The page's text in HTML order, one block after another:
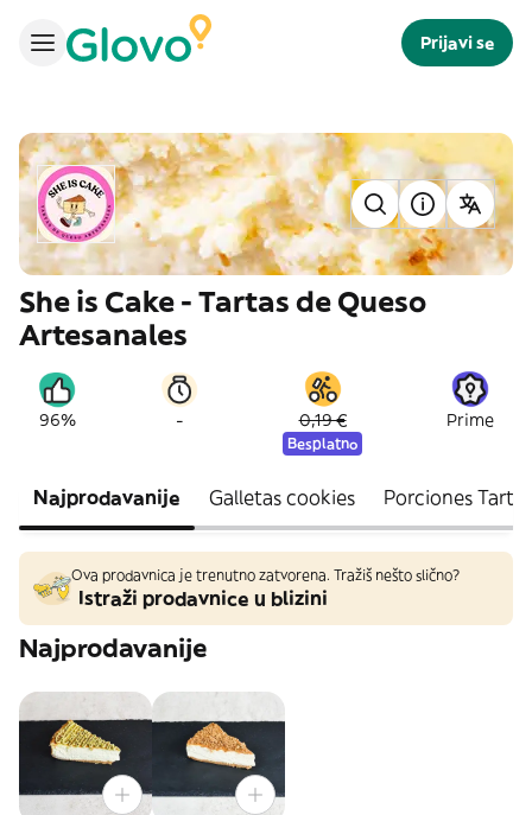
Prijavi se
She is Cake - Tartas de Queso
Artesanales
96% - 0,19 €
Besplatno
Prime
Najprodavanije Galletas cookies Porciones
Ova prodavnica je trenutno zatvorena. Tražiš nešto slično?
Istraži prodavnice u blizini
Najprodavanije